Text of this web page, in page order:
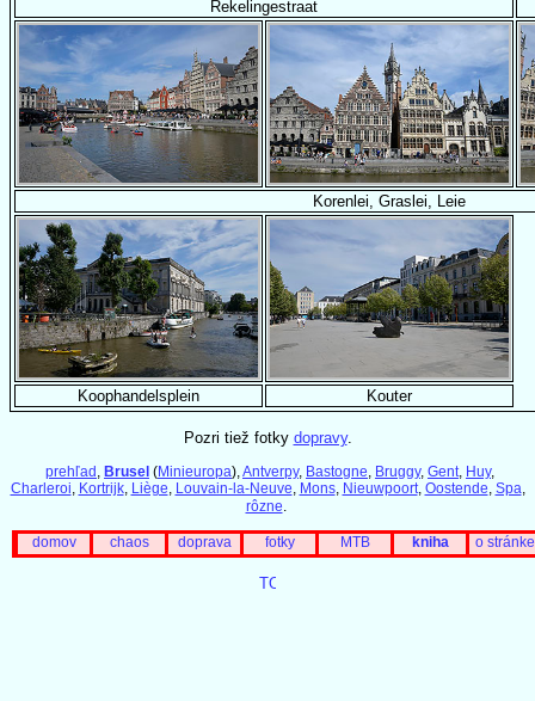
Rekelingestraat
Korenlei, Graslei, Leie
Koophandelsplein Kouter
Pozri tiež fotky dopravy.
prehľad , Brusel (Minieuropa),Antverpy, Bastogne, Bruggy, Gent, Huy,
Charleroi, Kortrijk, Liège, Louvain-la-Neuve, Mons, Nieuwpoort, Oostende, Spa,
rôzne.
domov chaos doprava fotky MTB kniha o stránke